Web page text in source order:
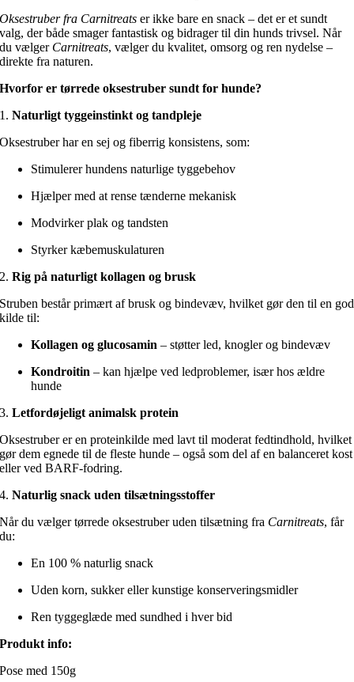
Oksestruber fra Carnitreats er ikke bare en snack – det er et sundt
valg, der både smager fantastisk og bidrager til din hunds trivsel. Når
du vælger Carnitreats, vælger du kvalitet, omsorg og ren nydelse –
direkte fra naturen.
Hvorfor er tørrede oksestruber sundt for hunde?
1.Naturligt tyggeinstinkt og tandpleje
Oksestruber har en sej og fiberrig konsistens, som:
Stimulerer hundens naturlige tyggebehov
Hjælper med at rense tænderne mekanisk
Modvirker plak og tandsten
Styrker kæbemuskulaturen
2.Rig på naturligt kollagen og brusk
Struben består primært af brusk og bindevæv, hvilket gør den til en god
kilde til:
Kollagen og glucosamin – støtter led, knogler og bindevæv
Kondroitin – kan hjælpe ved ledproblemer, især hos ældre
hunde
3.Letfordøjeligt animalsk protein
Oksestruber er en proteinkilde med lavt til moderat fedtindhold, hvilket
gør dem egnede til de fleste hunde – også som del af en balanceret kost
eller ved BARF-fodring.
4.Naturlig snack uden tilsætningsstoffer
Når du vælger tørrede oksestruber uden tilsætning fra Carnitreats, får
du:
En 100 % naturlig snack
Uden korn, sukker eller kunstige konserveringsmidler
Ren tyggeglæde med sundhed i hver bid
Produkt info:
Pose med 150g